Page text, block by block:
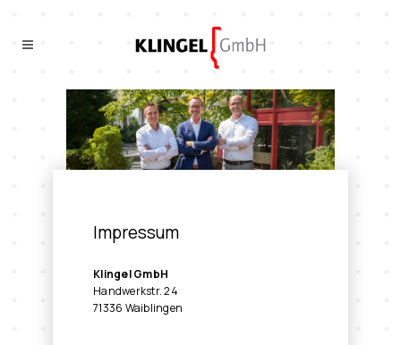
Impressum
Klingel GmbH
Handwerkstr. 24
71336 Waiblingen